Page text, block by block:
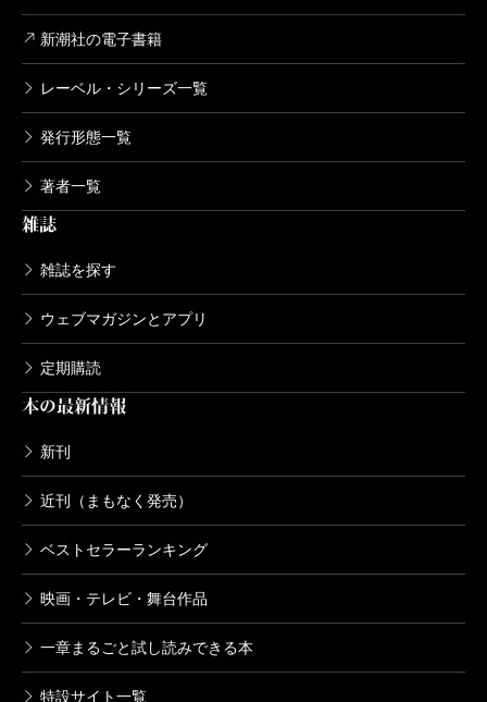
新潮社の電子書籍
レーベル・シリーズ一覧
発行形態一覧
著者一覧
雑誌
雑誌を探す
ウェブマガジンとアプリ
定期購読
本の最新情報
新刊
近刊（まもなく発売）
ベストセラーランキング
映画・テレビ・舞台作品
一章まるごと試し読みできる本
特設サイト一覧